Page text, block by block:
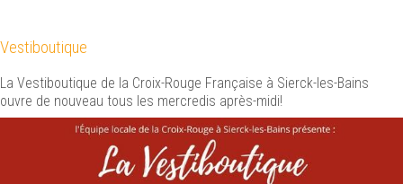
Vestiboutique
La Vestiboutique de la Croix-Rouge Française à Sierck-les-Bains
ouvre de nouveau tous les mercredis après-midi!